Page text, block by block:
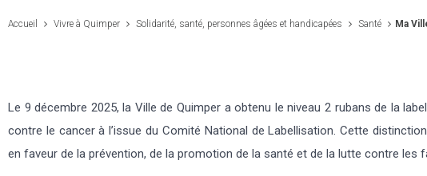
Accueil Vivre à Quimper Solidarité, santé, personnes âgées et handicapées Santé Ma
Le 9 décembre 2025, la Ville de Quimper a obtenu le niveau 2 rubans de la
contre le cancer à l’issue du Comité National de Labellisation. Cette
en faveur de la prévention, de la promotion de la santé et de la lutte contre les